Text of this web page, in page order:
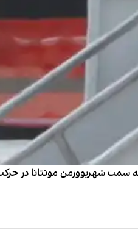
حامل دونالد ترامپ که جمعه ۱۹ مرداد به